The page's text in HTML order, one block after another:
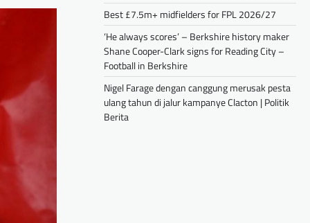
Best £7.5m+ midfielders for FPL 2026/27
‘He always scores’ – Berkshire history maker
Shane Cooper-Clark signs for Reading City –
Football in Berkshire
Nigel Farage dengan canggung merusak pesta
ulang tahun di jalur kampanye Clacton | Politik
Berita